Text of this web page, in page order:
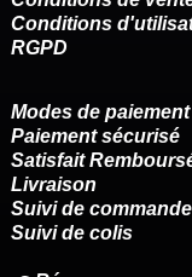
Conditions
RGPD
Modes de paiement
Paiement sécurisé
Satisfait
Livraison
Suivi de commande
Suivi de colis